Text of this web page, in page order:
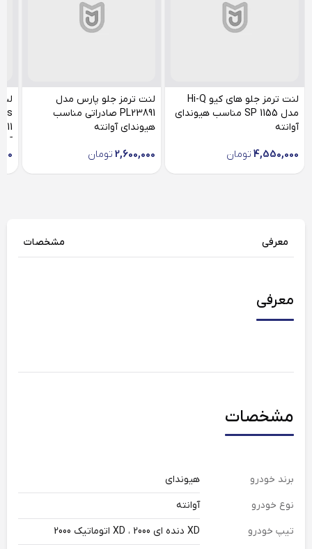
لنت ترمز جلو های کیو Hi-Q
مدل SP 1155 مناسب هیوندای
آوانته
4,550,000 تومان
لنت ترمز جلو پارس مدل
PL23891 صادراتی مناسب
هیوندای آوانته
2,600,000 تومان
معرفی مشخصات
معرفی
مشخصات
برند خودرو
هیوندای
نوع خودرو
آوانته
تیپ خودرو
XD دنده ای 2000 ، XD اتوماتیک 2000